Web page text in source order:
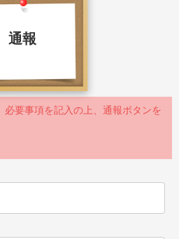
通報
必要事項を記入の上、通報ボタンを